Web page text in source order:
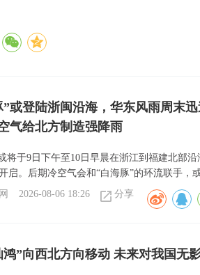
”或登陆浙闽沿海，华东风雨周末
气给北方制造强降雨
将于9日下午至10日早晨在浙江到福建北部
启。后期冷空气会和“白海豚”的环流联手，
2026-08-06 18:26 分享
鸿”向西北方向移动 未来对我国无